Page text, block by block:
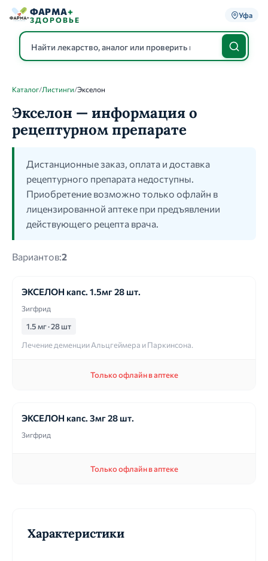
ФАРМА+
ЗДОРОВЬЕ
Уфа
Каталог
Каталог/Листинги/Экселон
Экселон — информация о
рецептурном препарате
Дистанционные заказ, оплата и доставка
рецептурного препарата недоступны.
Приобретение возможно только офлайн в
лицензированной аптеке при предъявлении
действующего рецепта врача.
Вариантов:2
ЭКСЕЛОН капс. 1.5мг 28 шт.
Зигфрид
1.5 мг · 28 шт
Лечение деменции Альцгеймера и Паркинсона.
Только офлайн в аптеке
ЭКСЕЛОН капс. 3мг 28 шт.
Зигфрид
Только офлайн в аптеке
Характеристики